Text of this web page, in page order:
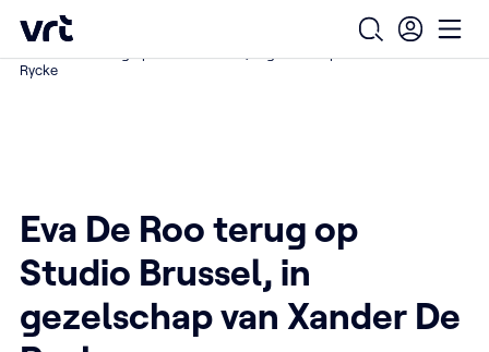
Ga naar de hoofdinhoud
VRT (home)
Open
Home /
Rycke
Eva De Roo terug op
Studio Brussel, in
gezelschap van Xander De